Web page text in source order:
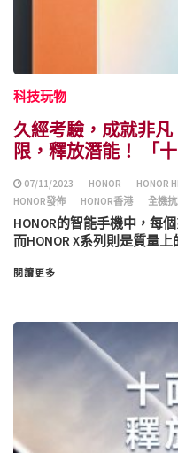
科技玩物
久經考驗，成就非
限，釋放潛能！ 「
07/11/2023 HONOR HONOR
HONOR發佈
HONOR香港 全機
HONOR的智能手機中，每
而HONOR X系列則是質量
閱讀更多